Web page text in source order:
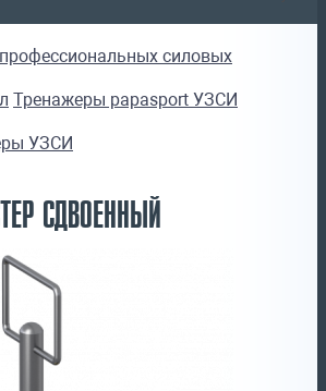
силовых
Тренажеры papasport УЗСИ
УЗСИ
СДВОЕННЫЙ